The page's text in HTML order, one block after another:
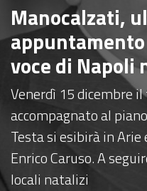
Manocalzati,
voce di Napoli
Venerdì 15 dicembre
accompagnato al
Testa si esibirà in
Enrico Caruso. A
locali natalizi